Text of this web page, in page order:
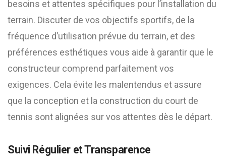
besoins et attentes spécifiques pour l’installation du
terrain. Discuter de vos objectifs sportifs, de la
fréquence d’utilisation prévue du terrain, et des
préférences esthétiques vous aide à garantir que le
constructeur comprend parfaitement vos
exigences. Cela évite les malentendus et assure
que la conception et la construction du court de
tennis sont alignées sur vos attentes dès le départ.
Suivi Régulier et Transparence